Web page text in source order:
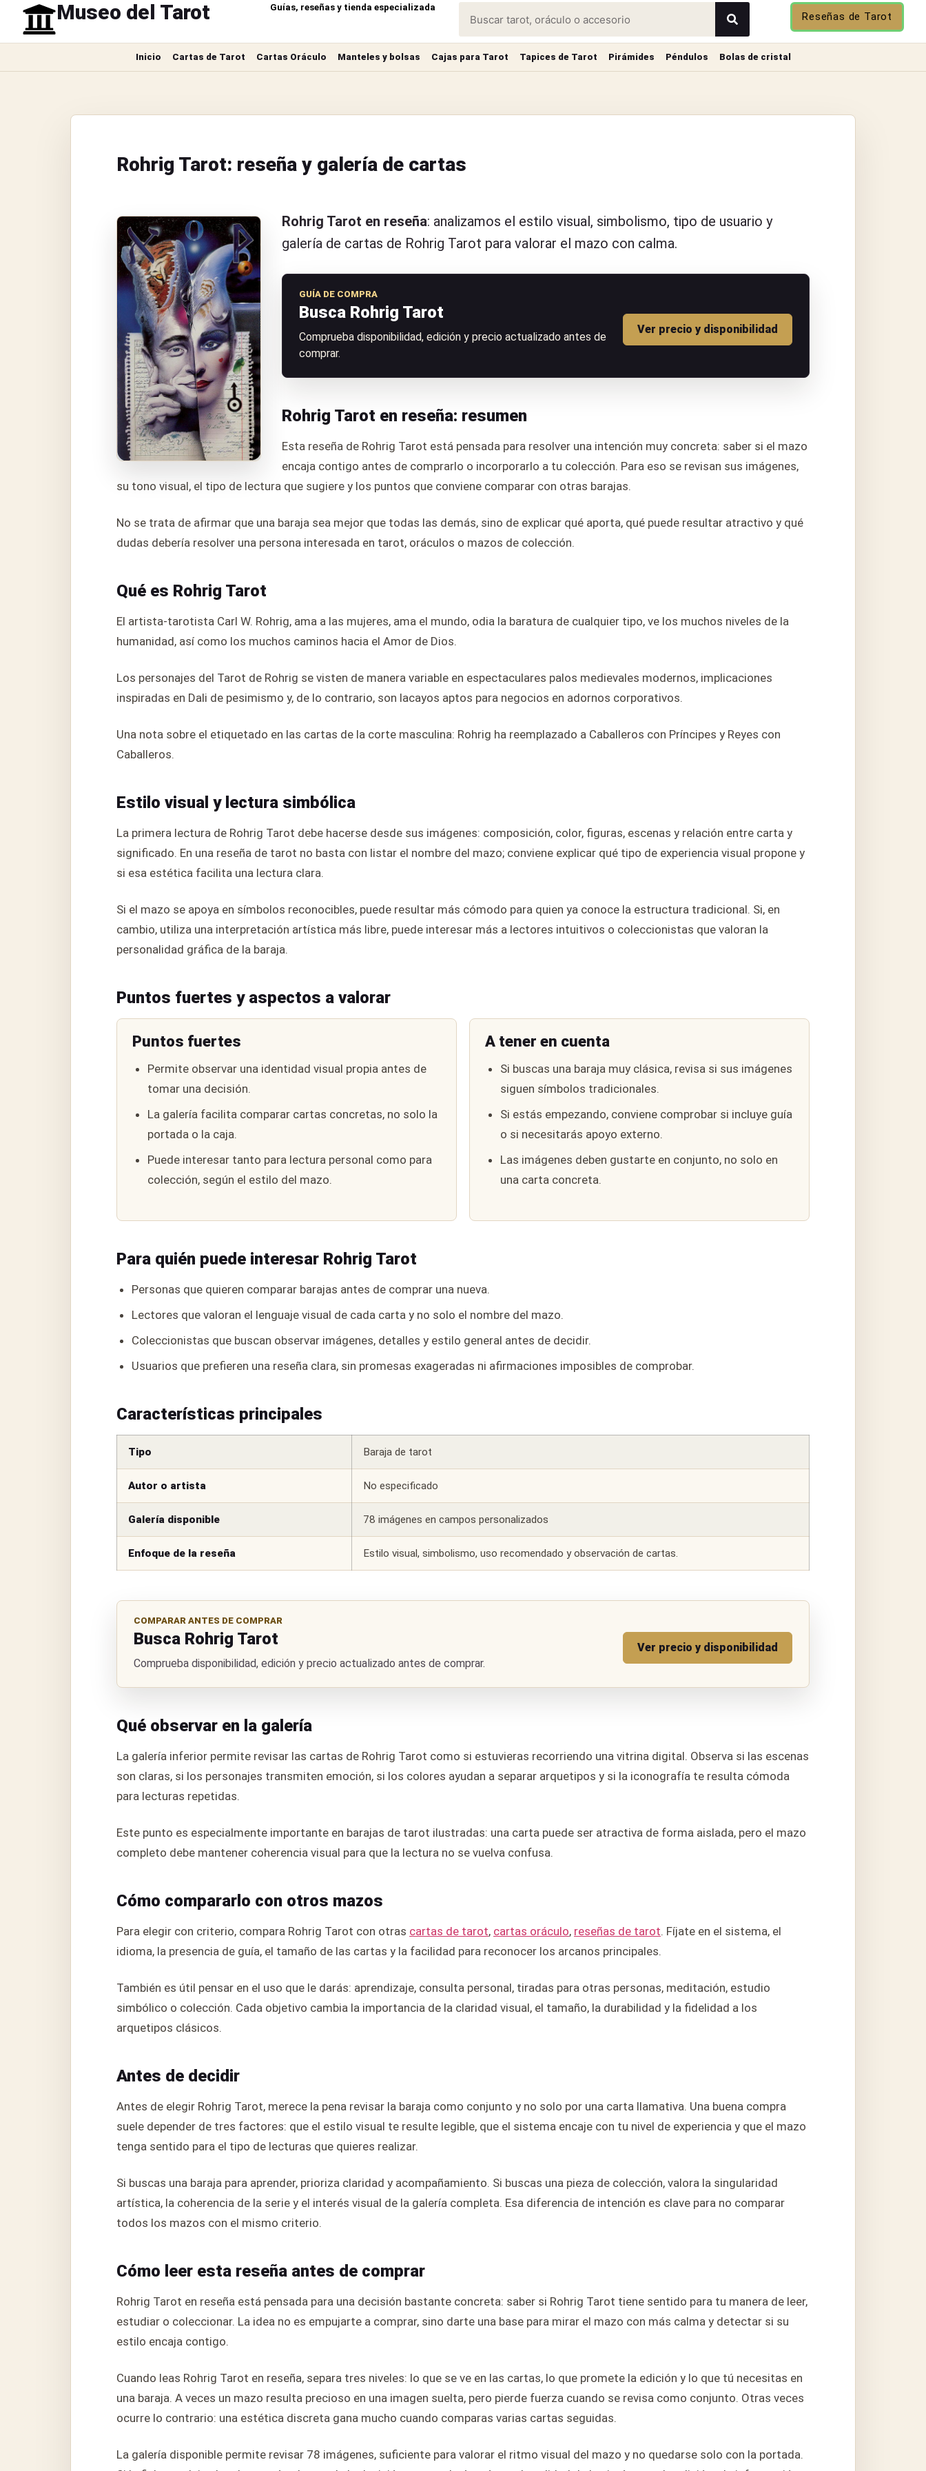
Museo del Tarot Guías, reseñas y tienda especializada
Reseñas de Tarot
Inicio Cartas de Tarot Cartas Oráculo Manteles y bolsas Cajas para Tarot Tapices de Tarot Pirámides Péndulos Bolas de cristal
Rohrig Tarot: reseña y galería de cartas
Rohrig Tarot en reseña: analizamos el estilo visual, simbolismo, tipo de usuario y
galería de cartas de Rohrig Tarot para valorar el mazo con calma.
GUÍA DE COMPRA
Busca Rohrig Tarot
Comprueba disponibilidad, edición y precio actualizado antes de
comprar.
Ver precio y disponibilidad
Rohrig Tarot en reseña: resumen
Esta reseña de Rohrig Tarot está pensada para resolver una intención muy concreta: saber si el mazo
encaja contigo antes de comprarlo o incorporarlo a tu colección. Para eso se revisan sus imágenes,
su tono visual, el tipo de lectura que sugiere y los puntos que conviene comparar con otras barajas.
No se trata de afirmar que una baraja sea mejor que todas las demás, sino de explicar qué aporta, qué puede resultar atractivo y qué
dudas debería resolver una persona interesada en tarot, oráculos o mazos de colección.
Qué es Rohrig Tarot
El artista-tarotista Carl W. Rohrig, ama a las mujeres, ama el mundo, odia la baratura de cualquier tipo, ve los muchos niveles de la
humanidad, así como los muchos caminos hacia el Amor de Dios.
Los personajes del Tarot de Rohrig se visten de manera variable en espectaculares palos medievales modernos, implicaciones
inspiradas en Dali de pesimismo y, de lo contrario, son lacayos aptos para negocios en adornos corporativos.
Una nota sobre el etiquetado en las cartas de la corte masculina: Rohrig ha reemplazado a Caballeros con Príncipes y Reyes con
Caballeros.
Estilo visual y lectura simbólica
La primera lectura de Rohrig Tarot debe hacerse desde sus imágenes: composición, color, figuras, escenas y relación entre carta y
significado. En una reseña de tarot no basta con listar el nombre del mazo; conviene explicar qué tipo de experiencia visual propone y
si esa estética facilita una lectura clara.
Si el mazo se apoya en símbolos reconocibles, puede resultar más cómodo para quien ya conoce la estructura tradicional. Si, en
cambio, utiliza una interpretación artística más libre, puede interesar más a lectores intuitivos o coleccionistas que valoran la
personalidad gráfica de la baraja.
Puntos fuertes y aspectos a valorar
Puntos fuertes
Permite observar una identidad visual propia antes de
tomar una decisión.
La galería facilita comparar cartas concretas, no solo la
portada o la caja.
Puede interesar tanto para lectura personal como para
colección, según el estilo del mazo.
A tener en cuenta
Si buscas una baraja muy clásica, revisa si sus imágenes
siguen símbolos tradicionales.
Si estás empezando, conviene comprobar si incluye guía
o si necesitarás apoyo externo.
Las imágenes deben gustarte en conjunto, no solo en
una carta concreta.
Para quién puede interesar Rohrig Tarot
Personas que quieren comparar barajas antes de comprar una nueva.
Lectores que valoran el lenguaje visual de cada carta y no solo el nombre del mazo.
Coleccionistas que buscan observar imágenes, detalles y estilo general antes de decidir.
Usuarios que prefieren una reseña clara, sin promesas exageradas ni afirmaciones imposibles de comprobar.
Características principales
Tipo Baraja de tarot
Autor o artista No especificado
Galería disponible 78 imágenes en campos personalizados
Enfoque de la reseña Estilo visual, simbolismo, uso recomendado y observación de cartas.
COMPARAR ANTES DE COMPRAR
Busca Rohrig Tarot
Comprueba disponibilidad, edición y precio actualizado antes de comprar.
Ver precio y disponibilidad
Qué observar en la galería
La galería inferior permite revisar las cartas de Rohrig Tarot como si estuvieras recorriendo una vitrina digital. Observa si las escenas
son claras, si los personajes transmiten emoción, si los colores ayudan a separar arquetipos y si la iconografía te resulta cómoda
para lecturas repetidas.
Este punto es especialmente importante en barajas de tarot ilustradas: una carta puede ser atractiva de forma aislada, pero el mazo
completo debe mantener coherencia visual para que la lectura no se vuelva confusa.
Cómo compararlo con otros mazos
Para elegir con criterio, compara Rohrig Tarot con otras cartas de tarot, cartas oráculo, reseñas de tarot. Fíjate en el sistema, el
idioma, la presencia de guía, el tamaño de las cartas y la facilidad para reconocer los arcanos principales.
También es útil pensar en el uso que le darás: aprendizaje, consulta personal, tiradas para otras personas, meditación, estudio
simbólico o colección. Cada objetivo cambia la importancia de la claridad visual, el tamaño, la durabilidad y la fidelidad a los
arquetipos clásicos.
Antes de decidir
Antes de elegir Rohrig Tarot, merece la pena revisar la baraja como conjunto y no solo por una carta llamativa. Una buena compra
suele depender de tres factores: que el estilo visual te resulte legible, que el sistema encaje con tu nivel de experiencia y que el mazo
tenga sentido para el tipo de lecturas que quieres realizar.
Si buscas una baraja para aprender, prioriza claridad y acompañamiento. Si buscas una pieza de colección, valora la singularidad
artística, la coherencia de la serie y el interés visual de la galería completa. Esa diferencia de intención es clave para no comparar
todos los mazos con el mismo criterio.
Cómo leer esta reseña antes de comprar
Rohrig Tarot en reseña está pensada para una decisión bastante concreta: saber si Rohrig Tarot tiene sentido para tu manera de leer,
estudiar o coleccionar. La idea no es empujarte a comprar, sino darte una base para mirar el mazo con más calma y detectar si su
estilo encaja contigo.
Cuando leas Rohrig Tarot en reseña, separa tres niveles: lo que se ve en las cartas, lo que promete la edición y lo que tú necesitas en
una baraja. A veces un mazo resulta precioso en una imagen suelta, pero pierde fuerza cuando se revisa como conjunto. Otras veces
ocurre lo contrario: una estética discreta gana mucho cuando comparas varias cartas seguidas.
La galería disponible permite revisar 78 imágenes, suficiente para valorar el ritmo visual del mazo y no quedarse solo con la portada.